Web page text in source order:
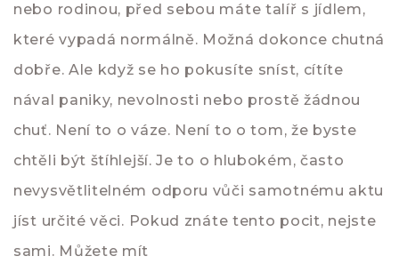
nebo rodinou, před sebou máte talíř s jídlem,
které vypadá normálně. Možná dokonce chutná
dobře. Ale když se ho pokusíte sníst, cítíte
nával paniky, nevolnosti nebo prostě žádnou
chuť. Není to o váze. Není to o tom, že byste
chtěli být štíhlejší. Je to o hlubokém, často
nevysvětlitelném odporu vůči samotnému aktu
jíst určité věci. Pokud znáte tento pocit, nejste
sami. Můžete mít